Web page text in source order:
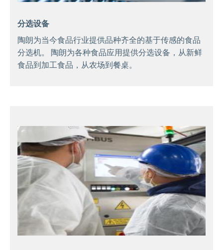
分选设备
陶朗为当今食品行业提供品种齐全的基于传感的食品
分选机。 陶朗为各种食品应用提供分选设备，从新鲜
食品到加工食品，从农场到餐桌。